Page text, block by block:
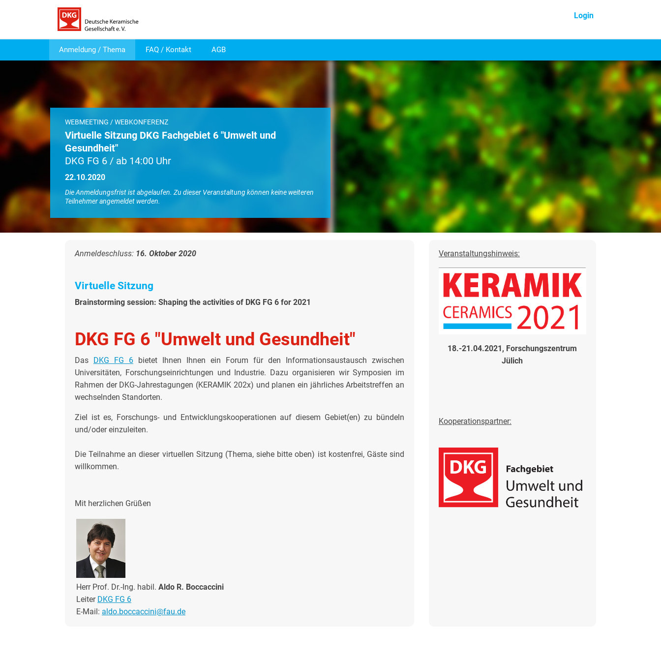
Login
Anmeldung / Thema FAQ / Kontakt AGB
WEBMEETING / WEBKONFERENZ
Virtuelle Sitzung DKG Fachgebiet 6 "Umwelt und
Gesundheit"
DKG FG 6 / ab 14:00 Uhr
22.10.2020
Die Anmeldungsfrist ist abgelaufen. Zu dieser Veranstaltung können keine weiteren
Teilnehmer angemeldet werden.
Anmeldeschluss: 16. Oktober 2020
Virtuelle Sitzung
Brainstorming session: Shaping the activities of DKG FG 6 for 2021
DKG FG 6 "Umwelt und Gesundheit"
Das DKG FG 6 bietet Ihnen Ihnen ein Forum für den Informationsaustausch zwischen
Universitäten, Forschungseinrichtungen und Industrie. Dazu organisieren wir Symposien im
Rahmen der DKG-Jahrestagungen (KERAMIK 202x) und planen ein jährliches Arbeitstreffen an
wechselnden Standorten.
Ziel ist es, Forschungs- und Entwicklungskooperationen auf diesem Gebiet(en) zu bündeln
und/oder einzuleiten.
Die Teilnahme an dieser virtuellen Sitzung (Thema, siehe bitte oben) ist kostenfrei, Gäste sind
willkommen.
Mit herzlichen Grüßen
Herr Prof. Dr.-Ing. habil. Aldo R. Boccaccini
Leiter DKG FG 6
E-Mail: aldo.boccaccini@fau.de
Veranstaltungshinweis:
18.-21.04.2021, Forschungszentrum
Jülich
Kooperationspartner: